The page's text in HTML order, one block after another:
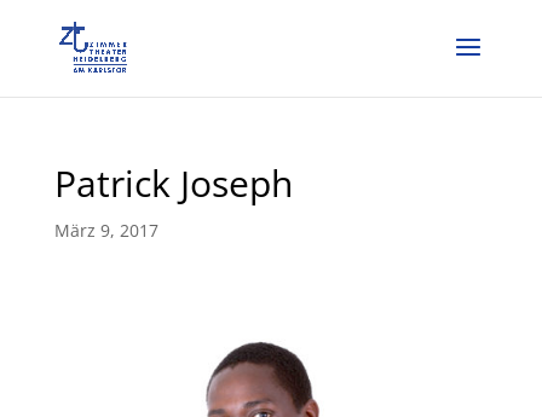
Patrick Joseph
März 9, 2017